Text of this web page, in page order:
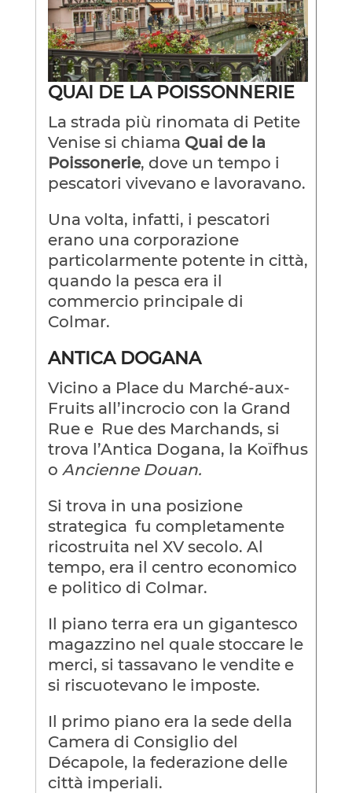
QUAI DE LA POISSONNERIE
La strada più rinomata di Petite
Venise si chiama Quai de la
Poissonerie, dove un tempo i
pescatori vivevano e lavoravano.
Una volta, infatti, i pescatori
erano una corporazione
particolarmente potente in città,
quando la pesca era il
commercio principale di
Colmar.
ANTICA DOGANA
Vicino a Place du Marché-aux-
Fruits all’incrocio con la Grand
Rue e Rue des Marchands, si
trova l’Antica Dogana, la Koïfhus
o Ancienne Douan.
Si trova in una posizione
strategica fu completamente
ricostruita nel XV secolo. Al
tempo, era il centro economico
e politico di Colmar.
Il piano terra era un gigantesco
magazzino nel quale stoccare le
merci, si tassavano le vendite e
si riscuotevano le imposte.
Il primo piano era la sede della
Camera di Consiglio del
Décapole, la federazione delle
città imperiali.